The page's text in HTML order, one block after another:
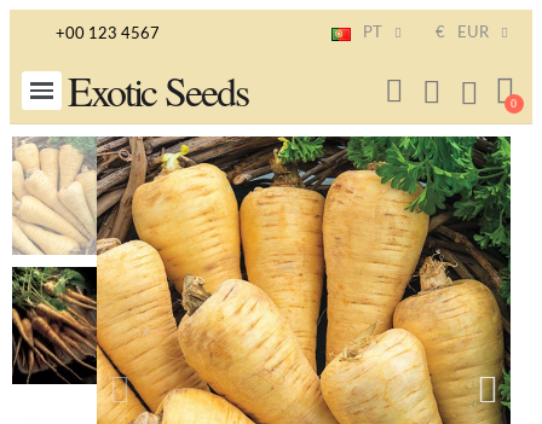
+00 123 4567 PT € EUR
Exotic Seeds